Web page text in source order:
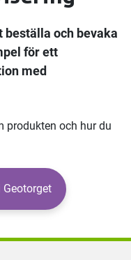
och bevaka
för ett
med
produkten och hur du